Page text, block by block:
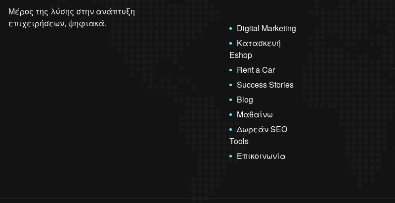
Μέρος της λύσης στην ανάπτυξη
επιχειρήσεων, ψηφιακά.
Digital Marketing
Κατασκευή
Eshop
Rent a Car
Success Stories
Blog
Μαθαίνω
Δωρεάν SEO
Tools
Επικοινωνία